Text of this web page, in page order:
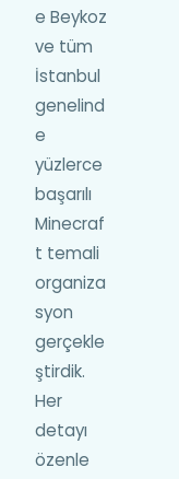
e Beykoz
ve tüm
İstanbul
genelind
e
yüzlerce
başarılı
Minecraf
t temali
organiza
syon
gerçekle
ştirdik.
Her
detayı
özenle